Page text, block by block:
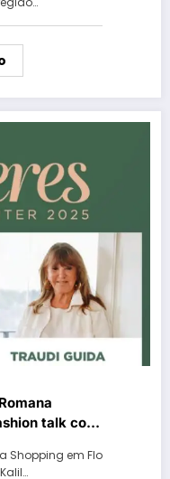
talk com
Shopping em Flo